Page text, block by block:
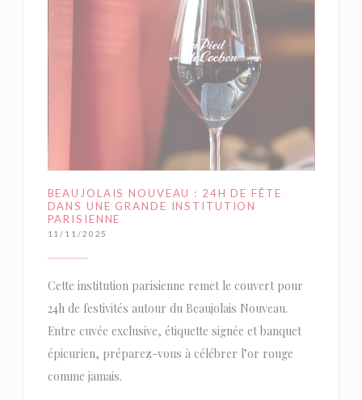
BEAUJOLAIS NOUVEAU : 24H DE FÊTE
DANS UNE GRANDE INSTITUTION
PARISIENNE
11/11/2025
Cette institution parisienne remet le couvert pour
24h de festivités autour du Beaujolais Nouveau.
Entre cuvée exclusive, étiquette signée et banquet
épicurien, préparez-vous à célébrer l’or rouge
comme jamais.